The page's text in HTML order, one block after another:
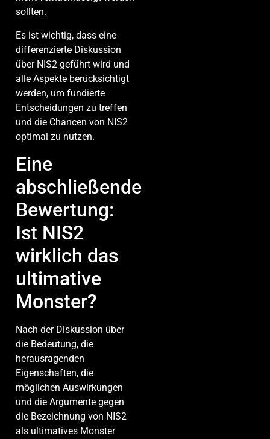
sollten.
Es ist wichtig, dass eine
differenzierte Diskussion
über NIS2 geführt wird und
alle Aspekte berücksichtigt
werden, um fundierte
Entscheidungen zu treffen
und die Chancen von NIS2
optimal zu nutzen.
Eine
abschließende
Bewertung:
Ist NIS2
wirklich das
ultimative
Monster?
Nach der Diskussion über
die Bedeutung, die
herausragenden
Eigenschaften, die
möglichen Auswirkungen
und die Argumente gegen
die Bezeichnung von NIS2
als ultimatives Monster